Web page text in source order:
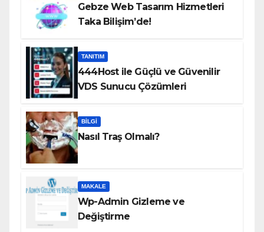
Gebze Web Tasarım Hizmetleri
Taka Bilişim’de!
TANITIM
444Host ile Güçlü ve Güvenilir
VDS Sunucu Çözümleri
BILGI
Nasıl Traş Olmalı?
MAKALE
Wp-Admin Gizleme ve
Değiştirme